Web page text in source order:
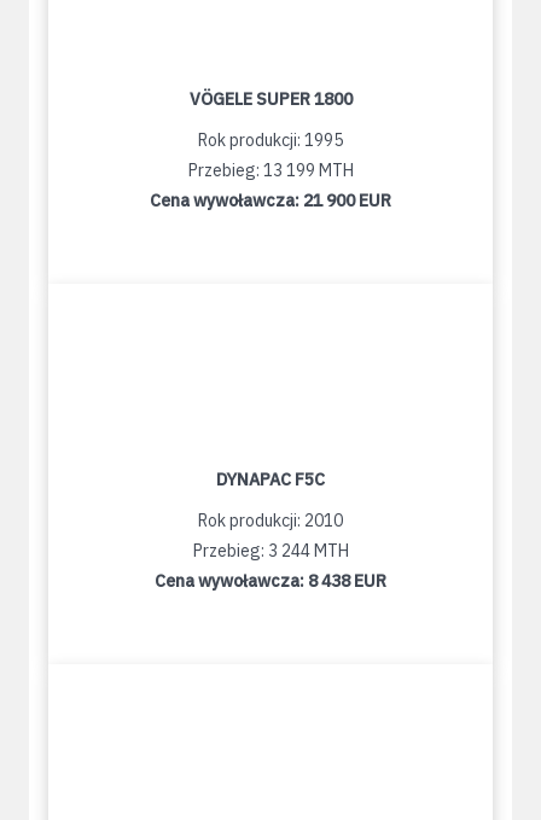
VÖGELE SUPER 1800
Rok produkcji: 1995
Przebieg: 13 199 MTH
Cena wywoławcza: 21 900 EUR
DYNAPAC F5C
Rok produkcji: 2010
Przebieg: 3 244 MTH
Cena wywoławcza: 8 438 EUR